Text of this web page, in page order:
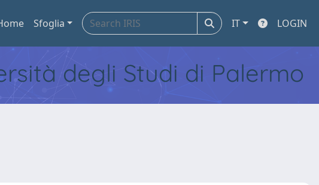
Sfoglia IT LOGIN
degli Studi di Palermo